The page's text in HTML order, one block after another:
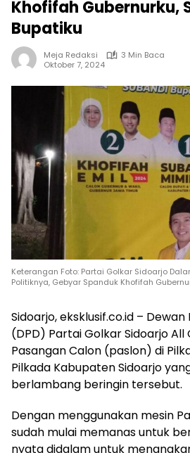
Khofifah Gubernurku,
Bupatiku
Meja Redaksi
3 Min Baca
Oktober 7, 2024
Keterangan Foto: Partai Golkar Sidoarjo
Politiknya, Gebyar Spanduk Khofifah
Sidoarjo, eksklusif.co.id –
(DPD) Partai Golkar Sidoarjo
Pasangan Calon (paslon) di
Pilkada Kabupaten Sidoarjo
berlambang beringin tersebut.
Dengan menggunakan mesin
sudah mulai memanas untuk
nyata didalam untuk